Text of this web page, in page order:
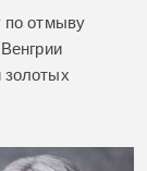
по отмыву
золотых